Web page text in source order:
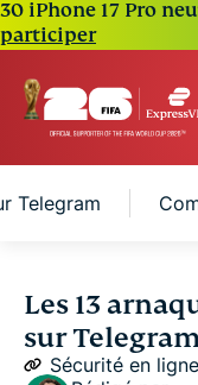
30 iPhone 17 Pro
participer
Telegram
C’est quoi, une
Comment
Les 13
sur
Sécurité en ligne